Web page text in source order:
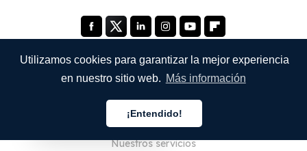
Utilizamos cookies para garantizar la mejor experiencia
en nuestro sitio web. Más información
¡Entendido!
Quiénes somos
Nuestros servicios
Español